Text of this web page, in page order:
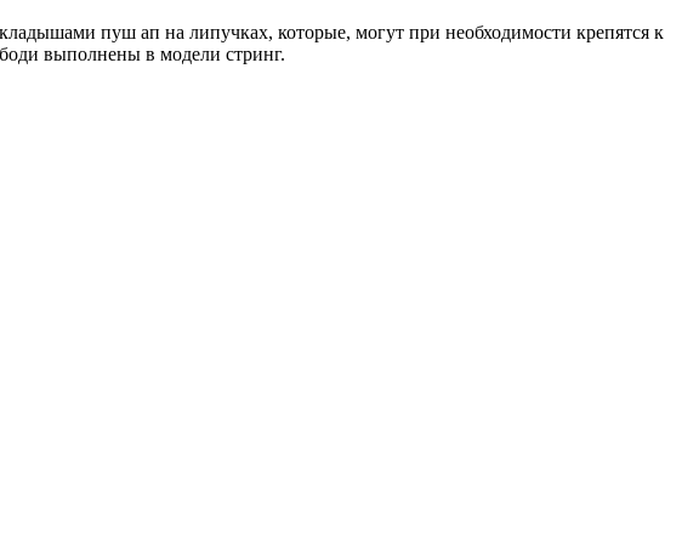
пуш ап на липучках, которые, могут при необходимости крепятся к
выполнены в модели стринг.